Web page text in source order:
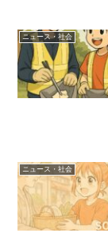
ニュース・社会
ニュース・社会